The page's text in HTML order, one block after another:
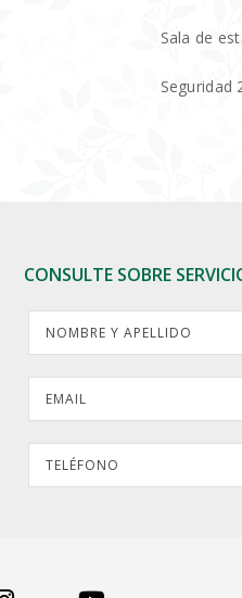
Sala de
Seguridad
CONSULTE SOBRE